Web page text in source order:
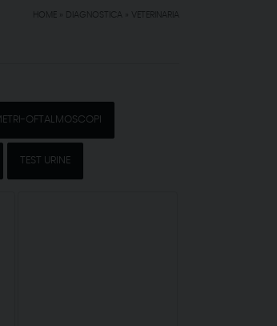
HOME DIAGNOSTICA VETERINARIA
OFTALMOSCOPI
TEST URINE